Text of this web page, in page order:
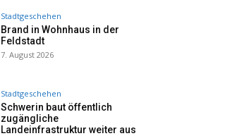
Stadtgeschehen
Brand in Wohnhaus in der
Feldstadt
7. August 2026
Stadtgeschehen
Schwerin baut öffentlich
zugängliche
Landeinfrastruktur weiter aus